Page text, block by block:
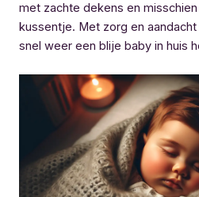
met zachte dekens en
kussentje. Met zorg en
snel weer een blije baby in huis